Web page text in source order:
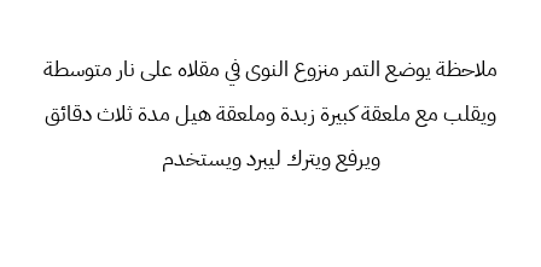
ملاحظة يوضع التمر منزوع النوى في مقلاه على نار متوسطة
ويقلب مع ملعقة كبيرة زبدة وملعقة هيل مدة ثلاث دقائق
ويرفع ويترك ليبرد ويستخدم